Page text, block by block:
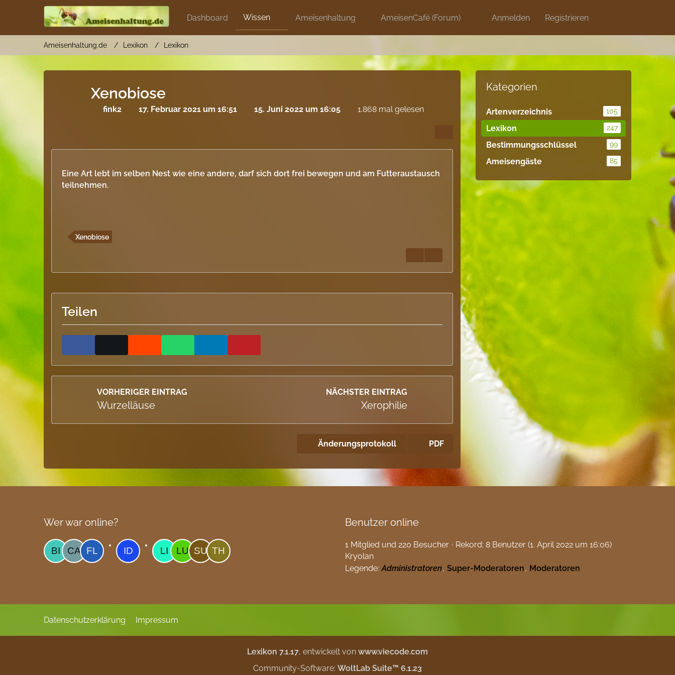
Anmelden Registrieren
Dashboard Wissen Ameisenhaltung AmeisenCafé (Forum) Discord Artikel Blog
Ameisenhaltung.de Lexikon Lexikon
Xenobiose
fink2 17. Februar 2021 um 16:51 15. Juni 2022 um 16:05 1.868 mal gelesen
Eine Art lebt im selben Nest wie eine andere, darf sich dort frei bewegen und am Futteraustausch
teilnehmen.
Xenobiose
Teilen
VORHERIGER EINTRAG
Wurzelläuse
NÄCHSTER EINTRAG
Xerophilie
Änderungsprotokoll PDF
Kategorien
Artenverzeichnis 105
Lexikon 247
Bestimmungsschlüssel 99
Ameisengäste 85
Wer war online? Benutzer online
1 Mitglied und 220 Besucher Rekord: 8 Benutzer (1. April 2022 um 16:06)
Kryolan
Legende Administratoren Super-Moderatoren Moderatoren
Datenschutzerklärung Impressum
Lexikon 7.1.17, entwickelt von www.viecode.com
Community-Software: WoltLab Suite™ 6.1.23